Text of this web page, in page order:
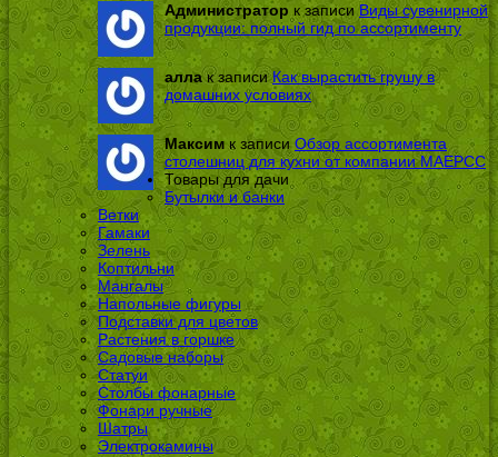
Администратор к записиВиды сувенирной
продукции: полный гид по ассортименту
аллак записиКак вырастить грушу в
домашних условиях
Максимк записи Обзор ассортимента
столешниц для кухни от компании МАЕРСС
Товары для дачи
Бутылки и банки
Ветки
Гамаки
Зелень
Коптильни
Мангалы
Напольные фигуры
Подставки для цветов
Растения в горшке
Садовые наборы
Статуи
Столбы фонарные
Фонари ручные
Шатры
Электрокамины